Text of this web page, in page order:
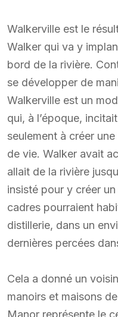
Walkerville est le
Walker qui va y
bord de la rivière.
se développer de
Walkerville est un
qui, à l’époque,
seulement à créer
de vie. Walker avait
allait de la rivière
insisté pour y créer
cadres pourraient
distillerie, dans un
dernières percées
Cela a donné un
manoirs et maisons
Manor représente le